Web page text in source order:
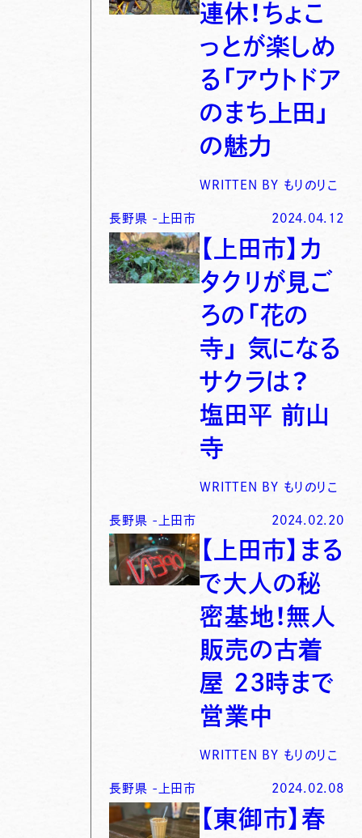
連休！ちょこ
っとが楽しめ
る「アウトドア
のまち上田」
の魅力
WRITTEN BY もりのりこ
長野県 - 上田市 2024.04.12
【上田市】カ
タクリが見ご
ろの「花の
寺」 気になる
サクラは？
塩田平 前山
寺
WRITTEN BY もりのりこ
長野県 - 上田市 2024.02.20
【上田市】まる
で大人の秘
密基地！無人
販売の古着
屋 23時まで
営業中
WRITTEN BY もりのりこ
長野県 - 上田市 2024.02.08
【東御市】春